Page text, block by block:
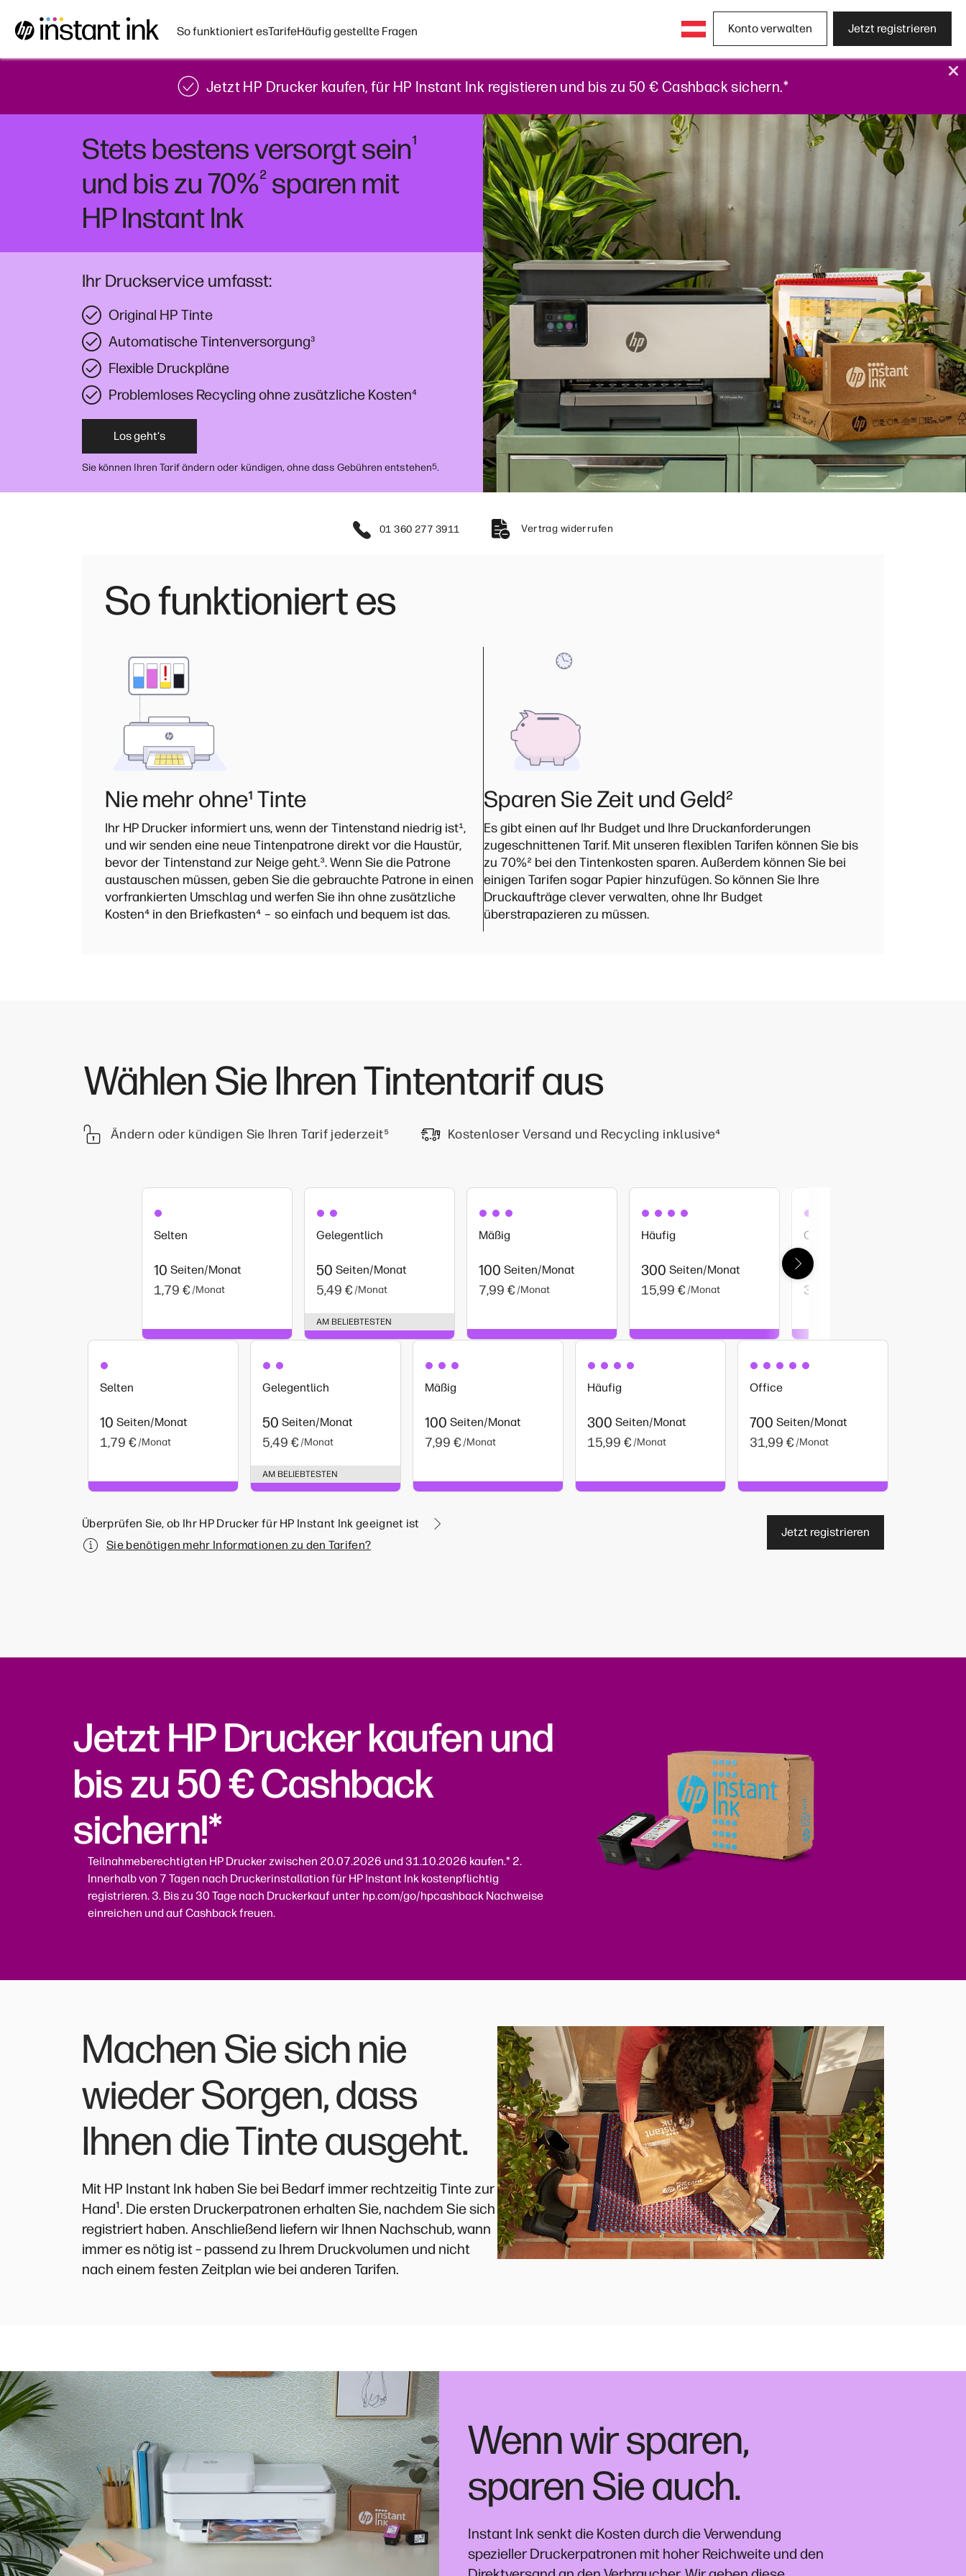
So funktioniert esTarifeHäufig gestellte Fragen Konto verwalten Jetzt registrieren
Jetzt HP Drucker kaufen, für HP Instant Ink registieren und bis zu 50 € Cashback sichern.*
Stets bestens versorgt sein¹
und bis zu 70%² sparen mit
HP Instant Ink
Ihr Druckservice umfasst:
Original HP Tinte
Automatische Tintenversorgung³
Flexible Druckpläne
Problemloses Recycling ohne zusätzliche Kosten⁴
Los geht‘s
Sie können Ihren Tarif ändern oder kündigen, ohne dass Gebühren entstehen5.
01 360 277 3911 Vertrag widerrufen
So funktioniert es
Nie mehr ohne¹Tinte
Ihr HP Drucker informiert uns, wenn der Tintenstand niedrig ist¹,
und wir senden eine neue Tintenpatrone direkt vor die Haustür,
bevor der Tintenstand zur Neige geht.³. Wenn Sie die Patrone
austauschen müssen, geben Sie die gebrauchte Patrone in einen
vorfrankierten Umschlag und werfen Sie ihn ohne zusätzliche
Kosten⁴ in den Briefkasten⁴ – so einfach und bequem ist das.
Sparen Sie Zeit und Geld²
Es gibt einen auf Ihr Budget und Ihre Druckanforderungen
zugeschnittenen Tarif. Mit unseren flexiblen Tarifen können Sie bis
zu 70%² bei den Tintenkosten sparen. Außerdem können Sie bei
einigen Tarifen sogar Papier hinzufügen. So können Sie Ihre
Druckaufträge clever verwalten, ohne Ihr Budget
überstrapazieren zu müssen.
Wählen Sie Ihren Tintentarif aus
Ändern oder kündigen Sie Ihren Tarif jederzeit⁵ Kostenloser Versand und Recycling inklusive⁴
Selten
10 Seiten/Monat
1,79 € /Monat
Gelegentlich
50 Seiten/Monat
5,49 € /Monat
AM BELIEBTESTEN
Mäßig
100 Seiten/Monat
7,99 € /Monat
Häufig
300 Seiten/Monat
15,99 € /Monat
Office
700
31,99 €
Selten
10 Seiten/Monat
1,79 € /Monat
Gelegentlich
50 Seiten/Monat
5,49 € /Monat
AM BELIEBTESTEN
Mäßig
100 Seiten/Monat
7,99 € /Monat
Häufig
300 Seiten/Monat
15,99 € /Monat
Office
700 Seiten/Monat
31,99 € /Monat
Überprüfen Sie, ob Ihr HP Drucker für HP Instant Ink geeignet ist
Sie benötigen mehr Informationen zu den Tarifen?
Jetzt registrieren
Jetzt HP Drucker kaufen und
bis zu 50 € Cashback
sichern!*
Teilnahmeberechtigten HP Drucker zwischen 20.07.2026 und 31.10.2026 kaufen.* 2.
Innerhalb von 7 Tagen nach Druckerinstallation für HP Instant Ink kostenpflichtig
registrieren. 3. Bis zu 30 Tage nach Druckerkauf unter hp.com/go/hpcashback Nachweise
einreichen und auf Cashback freuen.
Machen Sie sich nie
wieder Sorgen, dass
Ihnen die Tinte ausgeht.
Mit HP Instant Ink haben Sie bei Bedarf immer rechtzeitig Tinte zur
Hand¹. Die ersten Druckerpatronen erhalten Sie, nachdem Sie sich
registriert haben. Anschließend liefern wir Ihnen Nachschub, wann
immer es nötig ist – passend zu Ihrem Druckvolumen und nicht
nach einem festen Zeitplan wie bei anderen Tarifen.
Wenn wir sparen,
sparen Sie auch.
Instant Ink senkt die Kosten durch die Verwendung
spezieller Druckerpatronen mit hoher Reichweite und den